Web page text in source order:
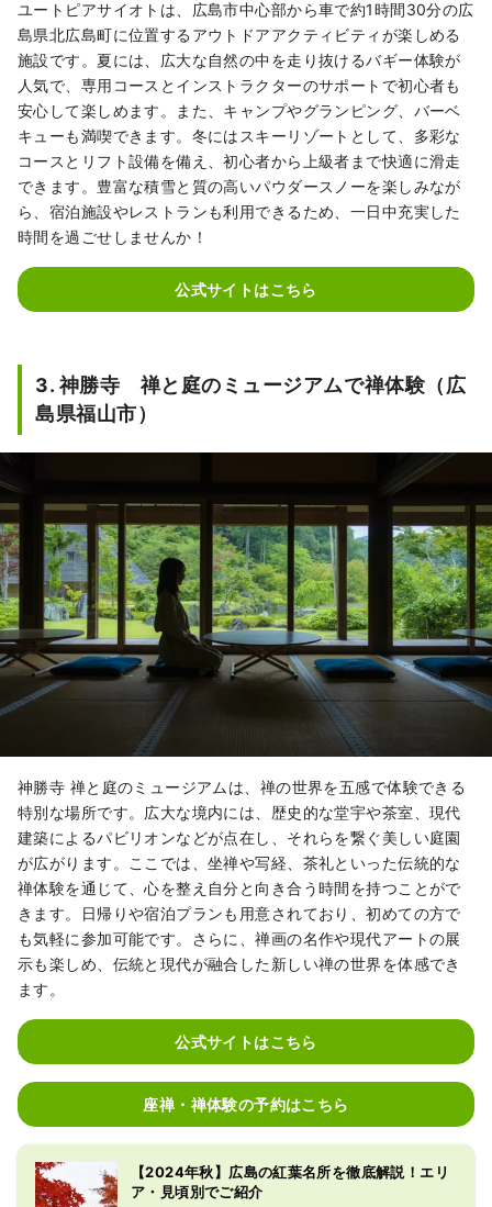
ユートピアサイオトは、広島市中心部から車で約1時間30分の広
島県北広島町に位置するアウトドアアクティビティが楽しめる
施設です。夏には、広大な自然の中を走り抜けるバギー体験が
人気で、専用コースとインストラクターのサポートで初心者も
安心して楽しめます。また、キャンプやグランピング、バーベ
キューも満喫できます。冬にはスキーリゾートとして、多彩な
コースとリフト設備を備え、初心者から上級者まで快適に滑走
できます。豊富な積雪と質の高いパウダースノーを楽しみなが
ら、宿泊施設やレストランも利用できるため、一日中充実した
時間を過ごせしませんか！
公式サイトはこちら
3. 神勝寺 禅と庭のミュージアムで禅体験（広
島県福山市）
神勝寺 禅と庭のミュージアムは、禅の世界を五感で体験できる
特別な場所です。広大な境内には、歴史的な堂宇や茶室、現代
建築によるパビリオンなどが点在し、それらを繋ぐ美しい庭園
が広がります。ここでは、坐禅や写経、茶礼といった伝統的な
禅体験を通じて、心を整え自分と向き合う時間を持つことがで
きます。日帰りや宿泊プランも用意されており、初めての方で
も気軽に参加可能です。さらに、禅画の名作や現代アートの展
示も楽しめ、伝統と現代が融合した新しい禅の世界を体感でき
ます。
公式サイトはこちら
座禅・禅体験の予約はこちら
【2024年秋】広島の紅葉名所を徹底解説！エリ
ア・見頃別でご紹介